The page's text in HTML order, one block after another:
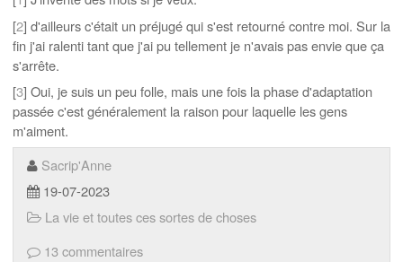
[2] d'ailleurs c'était un préjugé qui s'est retourné contre moi. Sur la
fin j'ai ralenti tant que j'ai pu tellement je n'avais pas envie que ça
s'arrête.
[3] Oui, je suis un peu folle, mais une fois la phase d'adaptation
passée c'est généralement la raison pour laquelle les gens
m'aiment.
Sacrip'Anne
19-07-2023
La vie et toutes ces sortes de choses
13 commentaires